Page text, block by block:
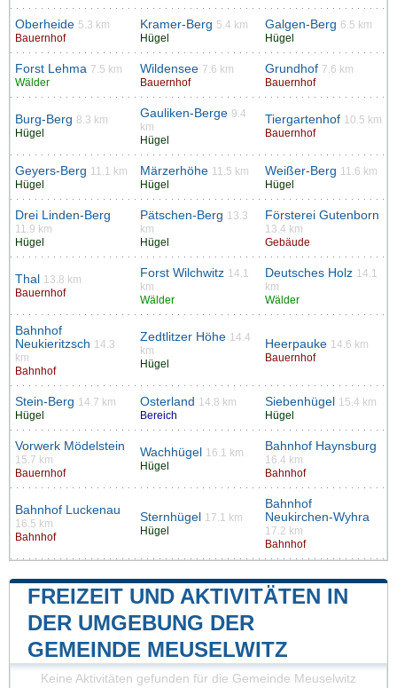
Oberheide 5.3 km
Bauernhof
Kramer-Berg 5.4 km
Hügel
Galgen-Berg 6.5 km
Hügel
Forst Lehma 7.5 km
Wälder
Wildensee 7.6 km
Bauernhof
Grundhof 7.6 km
Bauernhof
Burg-Berg 8.3 km
Hügel
Gauliken-Berge 9.4
km
Hügel
Tiergartenhof 10.5 km
Bauernhof
Geyers-Berg 11.1 km
Hügel
Märzerhöhe 11.5 km
Hügel
Weißer-Berg 11.6 km
Hügel
Drei Linden-Berg
11.9 km
Hügel
Pätschen-Berg 13.3
km
Hügel
Försterei Gutenborn
13.4 km
Gebäude
Thal 13.8 km
Bauernhof
Forst Wilchwitz 14.1
km
Wälder
Deutsches Holz 14.1
km
Wälder
Bahnhof
Neukieritzsch 14.3
km
Bahnhof
Zedtlitzer Höhe 14.4
km
Hügel
Heerpauke 14.6 km
Bauernhof
Stein-Berg 14.7 km
Hügel
Osterland 14.8 km
Bereich
Siebenhügel 15.4 km
Hügel
Vorwerk Mödelstein
15.7 km
Bauernhof
Wachhügel 16.1 km
Hügel
Bahnhof Haynsburg
16.4 km
Bahnhof
Bahnhof Luckenau
16.5 km
Bahnhof
Sternhügel 17.1 km
Hügel
Bahnhof
Neukirchen-Wyhra
17.2 km
Bahnhof
FREIZEIT UND AKTIVITÄTEN IN
DER UMGEBUNG DER
GEMEINDE MEUSELWITZ
Keine Aktivitäten gefunden für die Gemeinde Meuselwitz